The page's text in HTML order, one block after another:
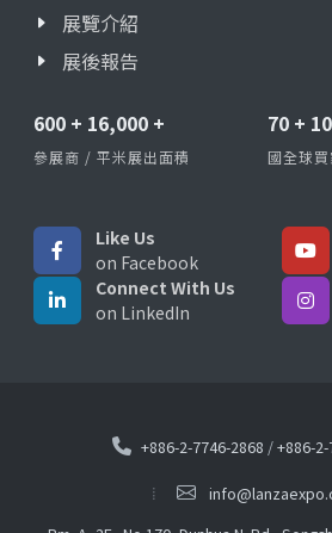
展覽介紹
展後報告
600 + 16,000 +
參展商 / 平米展出面積
70 +
國全球
Like Us
on Facebook
Connect With Us
on LinkedIn
+886-2-7746-2868 /+886-